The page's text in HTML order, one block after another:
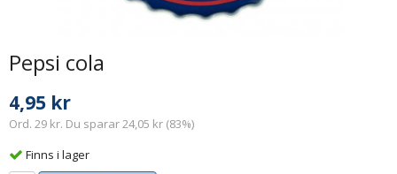
Pepsi cola
4,95 kr
Ord. 29 kr. Du sparar 24,05 kr (83%)
Finns i lager